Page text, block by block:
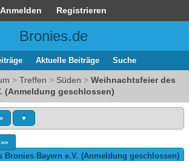
Anmelden Registrieren
Bronies.de
Aktuelle Beiträge Suche
> Treffen > Süden > Weihnachtsfeier des
(Anmeldung geschlossen)
» ▼
Bronies Bayern e.V. (Anmeldung geschlossen)